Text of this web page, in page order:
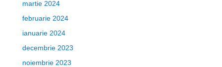
martie 2024
februarie 2024
ianuarie 2024
decembrie 2023
noiembrie 2023